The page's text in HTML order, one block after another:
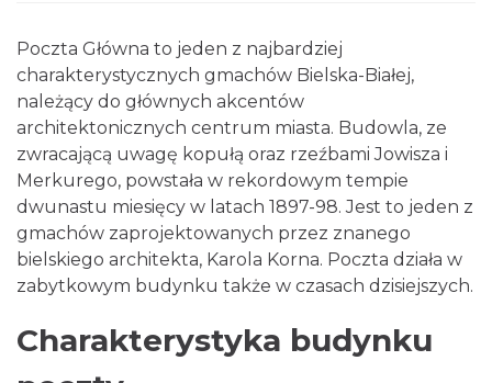
Poczta Główna to jeden z najbardziej
charakterystycznych gmachów Bielska-Białej,
należący do głównych akcentów
architektonicznych centrum miasta. Budowla, ze
zwracającą uwagę kopułą oraz rzeźbami Jowisza i
Merkurego, powstała w rekordowym tempie
dwunastu miesięcy w latach 1897-98. Jest to jeden z
gmachów zaprojektowanych przez znanego
bielskiego architekta, Karola Korna. Poczta działa w
zabytkowym budynku także w czasach dzisiejszych.
Charakterystyka budynku